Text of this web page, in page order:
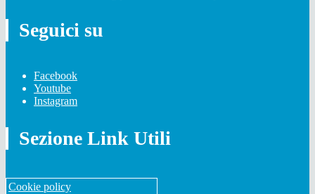
Seguici su
Facebook
Youtube
Instagram
Sezione Link Utili
Cookie policy